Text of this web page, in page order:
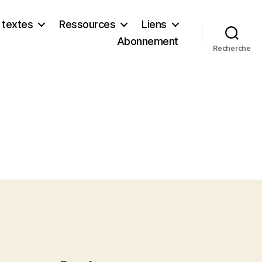
textes Ressources
Liens
Abonnement
Recherche